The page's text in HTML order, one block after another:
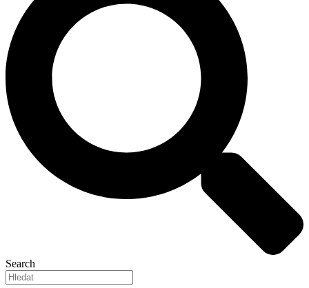
Search